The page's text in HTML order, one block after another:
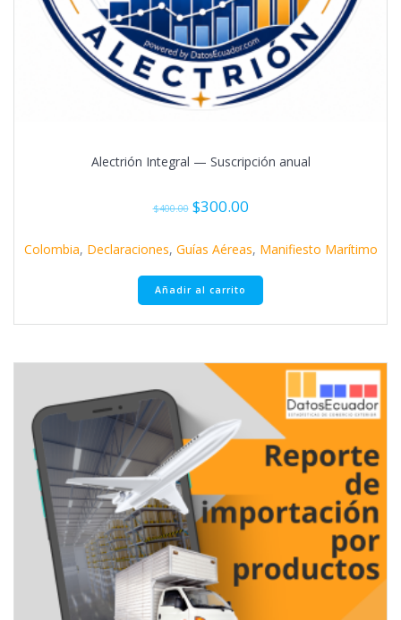
Alectrión Integral — Suscripción anual
$400.00 Original
was:
$300.00Current
is:
$300.00.
Colombia, Declaraciones, Guías Aéreas, Manifiesto Marítimo
Añadir al carrito